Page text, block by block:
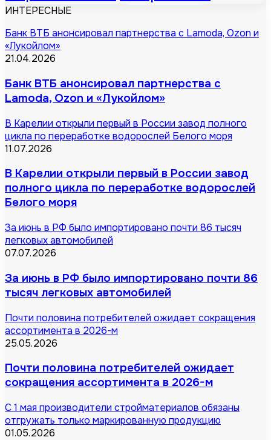
ИНТЕРЕСНЫЕ
Банк ВТБ анонсировал партнерства с Lamoda, Ozon и
«Лукойлом»
21.04.2026
Банк ВТБ анонсировал партнерства с
Lamoda, Ozon и «Лукойлом»
В Карелии открыли первый в России завод полного
цикла по переработке водорослей Белого моря
11.07.2026
В Карелии открыли первый в России завод
полного цикла по переработке водорослей
Белого моря
За июнь в РФ было импортировано почти 86 тысяч
легковых автомобилей
07.07.2026
За июнь в РФ было импортировано почти 86
тысяч легковых автомобилей
Почти половина потребителей ожидает сокращения
ассортимента в 2026-м
25.05.2026
Почти половина потребителей ожидает
сокращения ассортимента в 2026-м
С 1 мая производители стройматериалов обязаны
отгружать только маркированную продукцию
01.05.2026